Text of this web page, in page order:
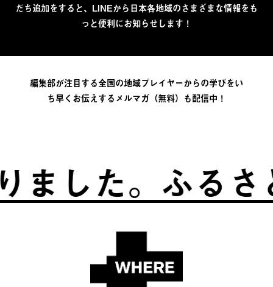
だち追加をすると、LINEから日本各地域のさまざまな情報をも
っと便利にお知らせします！
編集部が注目する全国の地域プレイヤーからの学びをい
ち早くお伝えするメルマガ（無料）も配信中！
。ふるさとは